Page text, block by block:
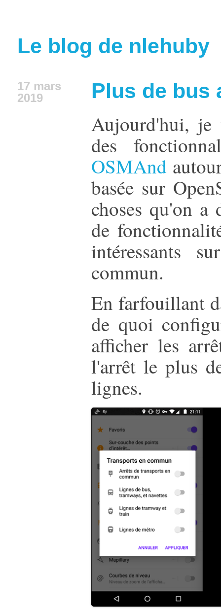
Le blog de nlehuby
17 mars
2019
Plus de bus
Aujourd'hui, je
des
OSMAnd
basée sur
choses qu'on a
de
intéressants
commun.
En farfouillant
de quoi
afficher les
l'arrêt le plus
lignes.